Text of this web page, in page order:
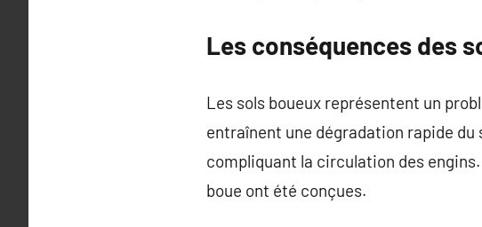
Les conséquences des
Les sols boueux représentent un
entraînent une dégradation rapide du
compliquant la circulation des
boue ont été conçues.